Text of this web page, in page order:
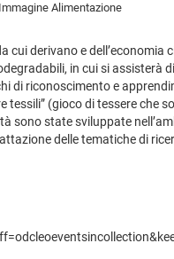
Immagine Alimentazione
derivano e dell’economia
in cui si assisterà
di riconoscimento e
tessili” (gioco di tessere che
sono state sviluppate
delle tematiche di